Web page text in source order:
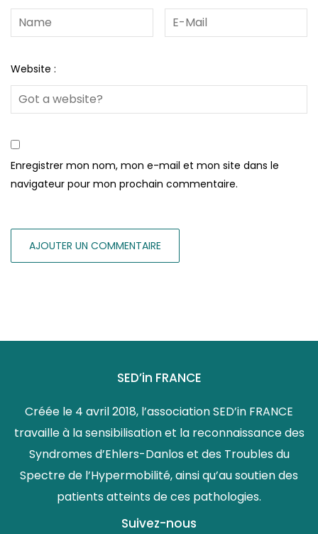
Website :
Enregistrer mon nom, mon e-mail et mon site dans le
navigateur pour mon prochain commentaire.
SED’in FRANCE
Créée le 4 avril 2018, l’association SED’in FRANCE
travaille à la sensibilisation et la reconnaissance des
Syndromes d’Ehlers-Danlos et des Troubles du
Spectre de l’Hypermobilité, ainsi qu’au soutien des
patients atteints de ces pathologies.
Suivez-nous